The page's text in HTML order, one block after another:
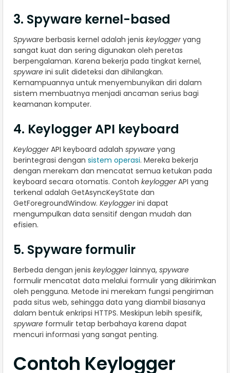
3. Spyware kernel-based
Spyware berbasis kernel adalah jenis keyloggeryang
sangat kuat dan sering digunakan oleh peretas
berpengalaman. Karena bekerja pada tingkat kernel,
spyware ini sulit dideteksi dan dihilangkan.
Kemampuannya untuk menyembunyikan diri dalam
sistem membuatnya menjadi ancaman serius bagi
keamanan komputer.
4. Keylogger API keyboard
KeyloggerAPI keyboard adalah spyware yang
berintegrasi dengan sistem operasi. Mereka bekerja
dengan merekam dan mencatat semua ketukan pada
keyboard secara otomatis. Contoh keyloggerAPI yang
terkenal adalah GetAsyncKeyState dan
GetForegroundWindow. Keyloggerini dapat
mengumpulkan data sensitif dengan mudah dan
efisien.
5. Spyware formulir
Berbeda dengan jenis keyloggerlainnya, spyware
formulir mencatat data melalui formulir yang dikirimkan
oleh pengguna. Metode ini merekam fungsi pengiriman
pada situs web, sehingga data yang diambil biasanya
dalam bentuk enkripsi HTTPS. Meskipun lebih spesifik,
spyware formulir tetap berbahaya karena dapat
mencuri informasi yang sangat penting.
Contoh Keylogger